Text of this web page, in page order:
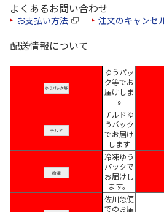
よくあるお問い合わせ
お支払い方法 注文のキャンセ
配送情報について
ゆうパッ
ク等でお
届けしま
す
チルドゆ
うパック
でお届け
します
冷凍ゆう
パックで
お届けし
ます。
佐川急便
でのお届